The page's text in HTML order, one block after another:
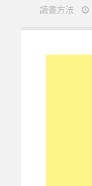
讀書方法